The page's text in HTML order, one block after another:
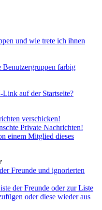
und wie trete ich ihnen
Benutzergruppen farbig
Link auf der Startseite?
verschicken!
Private Nachrichten!
einem Mitglied dieses
Freunde und ignorierten
der Freunde oder zur Liste
oder diese wieder aus